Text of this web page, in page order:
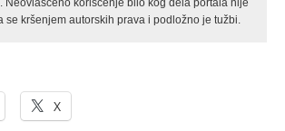
Neovlašćeno korišćenje bilo kog dela portala nije
se kršenjem autorskih prava i podložno je tužbi.
X